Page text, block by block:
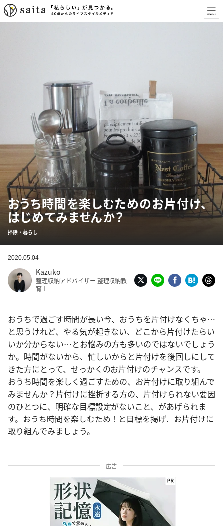
おうち時間を楽しむためのお片付け、
はじめてみませんか？
掃除・暮らし
2020.05.04
Kazuko
整理収納アドバイザー 整理収納教
育士
おうちで過ごす時間が長い今、おうちを片付けなくちゃ…
と思うけれど、やる気が起きない、どこから片付けたらい
いか分からない…とお悩みの方も多いのではないでしょう
か。時間がないから、忙しいからと片付けを後回しにして
きた方にとって、せっかくのお片付けのチャンスです。
おうち時間を楽しく過ごすための、お片付けに取り組んで
みませんか？片付けに挫折する方の、片付けられない要因
のひとつに、明確な目標設定がないこと、があげられま
す。おうち時間を楽しむため！と目標を掲げ、お片付けに
取り組んでみましょう。
広告